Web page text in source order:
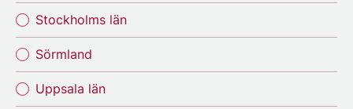
Stockholms län
Sörmland
Uppsala län